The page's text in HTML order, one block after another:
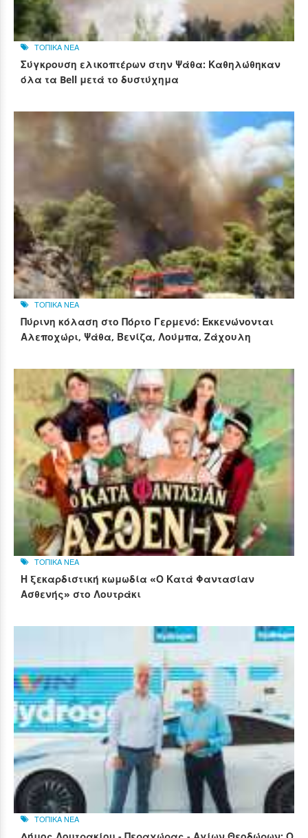
ΤΟΠΙΚΑ ΝΕΑ
Σύγκρουση ελικοπτέρων στην Ψάθα: Καθηλώθηκαν
όλα τα Bell μετά το δυστύχημα
ΤΟΠΙΚΑ ΝΕΑ
Πύρινη κόλαση στο Πόρτο Γερμενό: Εκκενώνονται
Αλεποχώρι, Ψάθα, Βενίζα, Λούμπα, Ζάχουλη
ΤΟΠΙΚΑ ΝΕΑ
Η ξεκαρδιστική κωμωδία «Ο Κατά Φαντασίαν
Ασθενής» στο Λουτράκι
ΤΟΠΙΚΑ ΝΕΑ